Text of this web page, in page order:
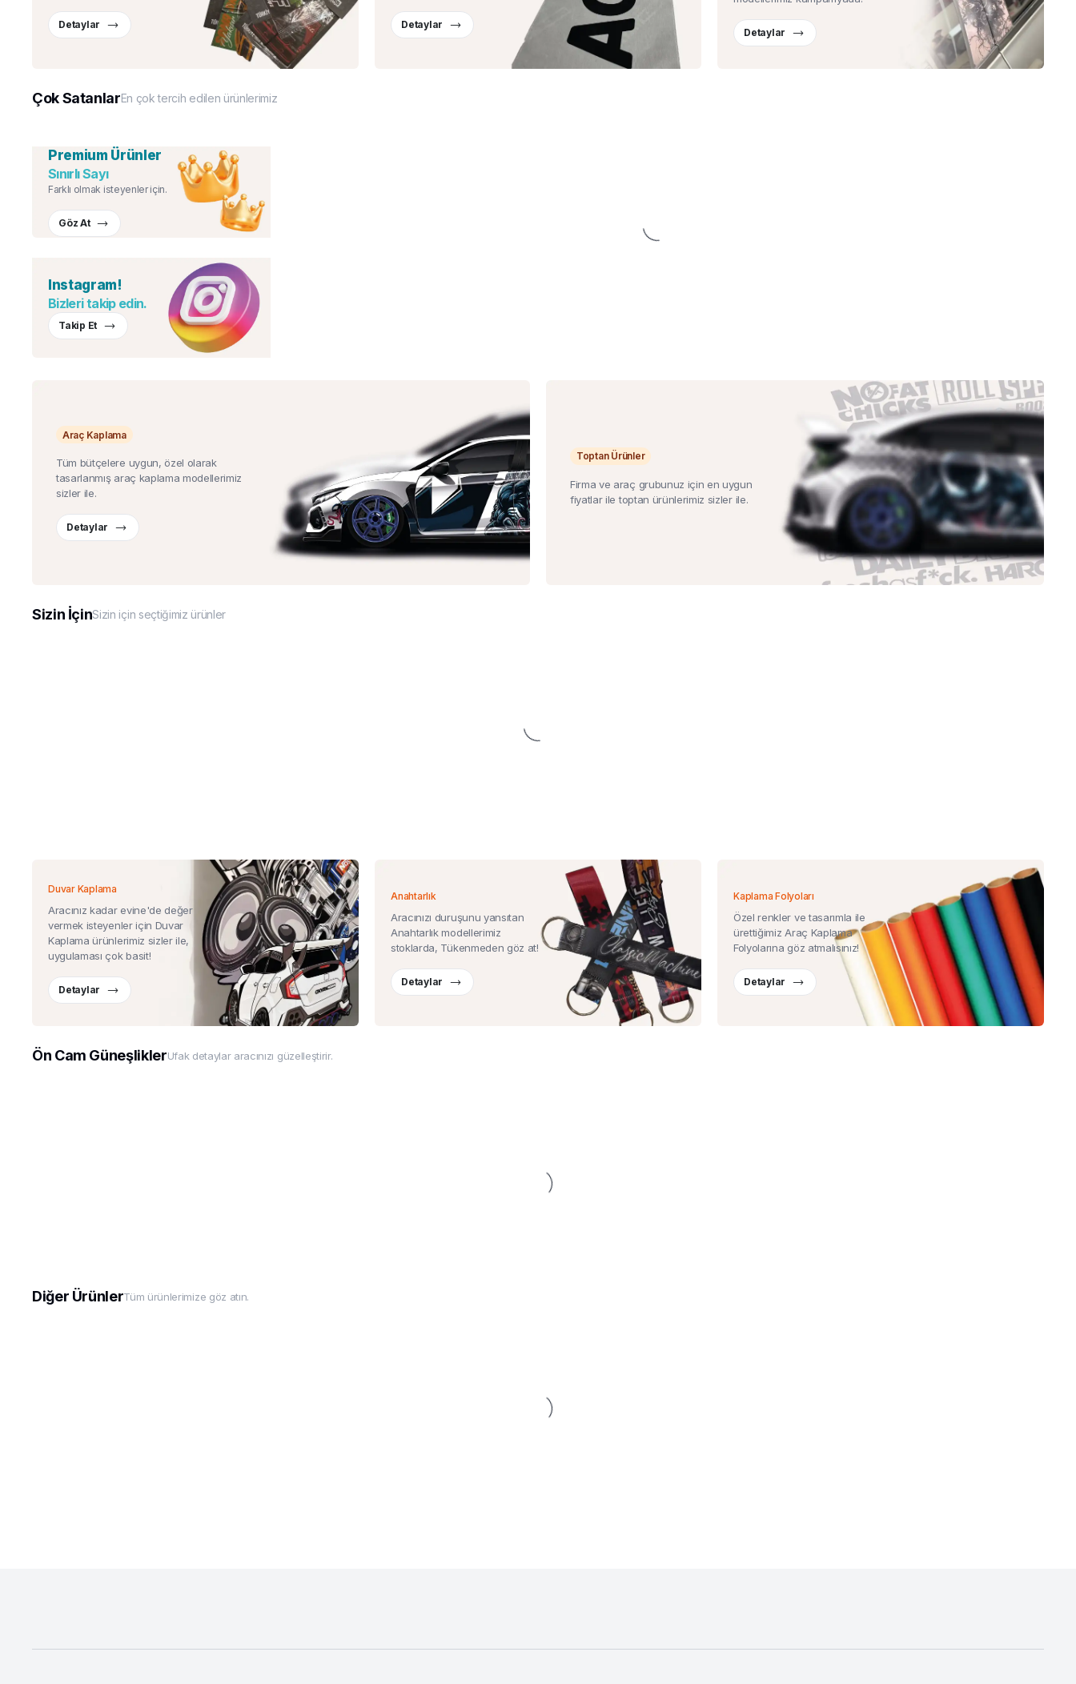
Detaylar Detaylar
Detaylar
Çok SatanlarEn çok tercih edilen ürünlerimiz
Premium Ürünler
Sınırlı Sayı
Farklı olmak isteyenler için.
Göz At
Instagram!
Bizleri takip edin.
Takip Et
Araç Kaplama
Tüm bütçelere uygun, özel olarak
tasarlanmış araç kaplama modellerimiz
sizler ile.
Detaylar
Toptan Ürünler
Firma ve araç grubunuz için en uygun
fiyatlar ile toptan ürünlerimiz sizler ile.
Sizin İçinSizin için seçtiğimiz ürünler
Duvar Kaplama
Aracınız kadar evine'de değer
vermek isteyenler için Duvar
Kaplama ürünlerimiz sizler ile,
uygulaması çok basit!
Detaylar
Anahtarlık
Aracınızı duruşunu yansıtan
Anahtarlık modellerimiz
stoklarda, Tükenmeden göz at!
Detaylar
Kaplama Folyoları
Özel renkler ve tasarımla ile
ürettiğimiz Araç Kaplama
Folyolarına göz atmalısınız!
Detaylar
Ön Cam GüneşliklerUfak detaylar aracınızı güzelleştirir.
Diğer ÜrünlerTüm ürünlerimize göz atın.